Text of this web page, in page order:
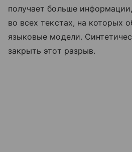
получает больше
во всех текстах, на которых
языковые модели.
закрыть этот разрыв.